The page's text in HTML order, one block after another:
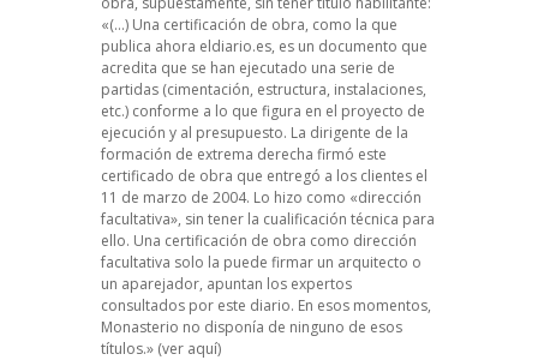
«(…) Una certificación de obra, como la que
publica ahora eldiario.es, es un documento que
acredita que se han ejecutado una serie de
partidas (cimentación, estructura, instalaciones,
etc.) conforme a lo que figura en el proyecto de
ejecución y al presupuesto. La dirigente de la
formación de extrema derecha firmó este
certificado de obra que entregó a los clientes el
11 de marzo de 2004. Lo hizo como «dirección
facultativa», sin tener la cualificación técnica para
ello. Una certificación de obra como dirección
facultativa solo la puede firmar un arquitecto o
un aparejador, apuntan los expertos
consultados por este diario. En esos momentos,
Monasterio no disponía de ninguno de esos
títulos.» (ver aquí)